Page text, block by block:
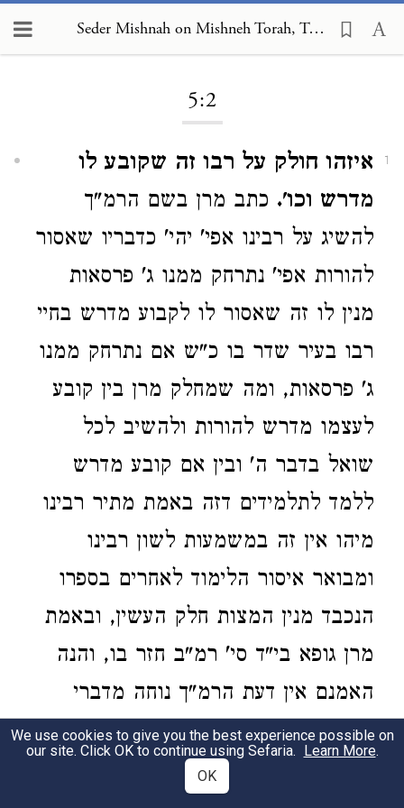
Seder Mishnah on Mishneh Torah, Torah Study 5:2
5:2
1
איזהו חולק על רבו זה שקובע לו
מדרש וכו'. כתב מרן בשם הרמ"ך
להשיג על רבינו אפי' יהי' כדבריו שאסור
להורות אפי' נתרחק ממנו ג' פרסאות
מנין לו זה שאסור לו לקבוע מדרש בחיי
רבו בעיר שדר בו כ"ש אם נתרחק ממנו
ג' פרסאות, ומה שמחלק מרן בין קובע
לעצמו מדרש להורות ולהשיב לכל
שואל בדבר ה' ובין אם קובע מדרש
ללמד לתלמידים דזה באמת מתיר רבינו
מיהו אין זה במשמעות לשון רבינו
ומבואר איסור הלימוד לאחרים בספרו
הנכבד מנין המצות חלק העשין, ובאמת
מרן גופא בי"ד סי' רמ"ב חזר בו, והנה
האמנם אין דעת הרמ"ך נוחה מדברי
רבינו בהלכה זאת, רבותינו בעלי התו'
הסכימו עמו וכיוונו לדעתו בגיטין פ"ד ב'
We use cookies to give you the best experience possible on
our site. Click OK to continue using Sefaria. Learn More.
OK